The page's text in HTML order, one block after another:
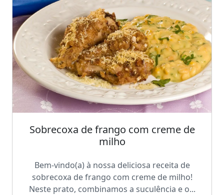
Sobrecoxa de frango com creme de
milho
Bem-vindo(a) à nossa deliciosa receita de
sobrecoxa de frango com creme de milho!
Neste prato, combinamos a suculência e o...